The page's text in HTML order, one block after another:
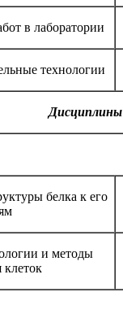
в лаборатории
технологии
Дисциплины
белка к его
и методы
клеток